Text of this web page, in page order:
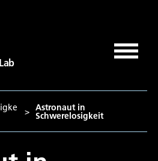
> Astronaut in
Schwerelosigkeit